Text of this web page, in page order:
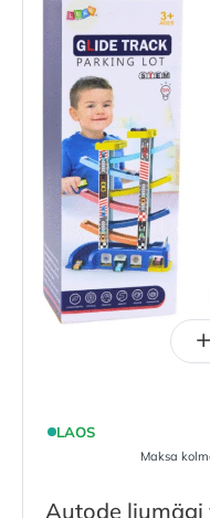
LAOS
Maksa
Autode liumägi